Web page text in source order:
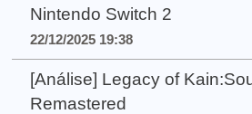
Nintendo Switch 2
22/12/2025 19:38
[Análise] Legacy of
Remastered